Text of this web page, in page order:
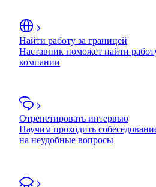
Найти работу за границей
Наставник поможет найти
компании
Отрепетировать интервью
Научим проходить
на неудобные вопросы